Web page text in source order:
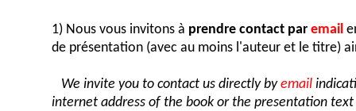
1) Nous vous invitons à prendre contact par email
de présentation (avec au moins l'auteur et le titre)
We invite you to contact us directly byemail
internet address of the book or the presentation